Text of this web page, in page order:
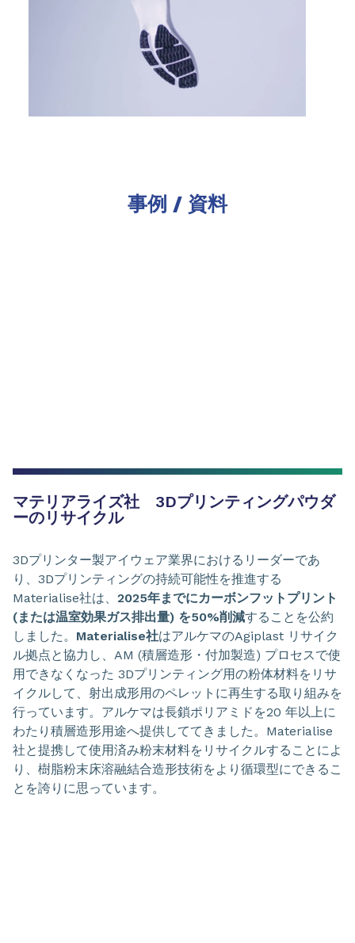
事例 / 資料
マテリアライズ社 3Dプリンティングパウダ
ーのリサイクル
3Dプリンター製アイウェア業界におけるリーダーであ
り、3Dプリンティングの持続可能性を推進する
Materialise社は、 2025年までにカーボンフットプリント
(または温室効果ガス排出量) を50%削減することを公約
しました。 Materialise社はアルケマのAgiplast リサイク
ル拠点と協力し、AM (積層造形・付加製造) プロセスで使
用できなくなった 3Dプリンティング用の粉体材料をリサ
イクルして、射出成形用のペレットに再生する取り組みを
行っています。アルケマは長鎖ポリアミドを20 年以上に
わたり積層造形用途へ提供しててきました。Materialise
社と提携して使用済み粉末材料をリサイクルすることによ
り、樹脂粉末床溶融結合造形技術をより循環型にできるこ
とを誇りに思っています。